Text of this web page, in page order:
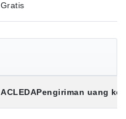
Gratis
ACLEDAPengiriman uang